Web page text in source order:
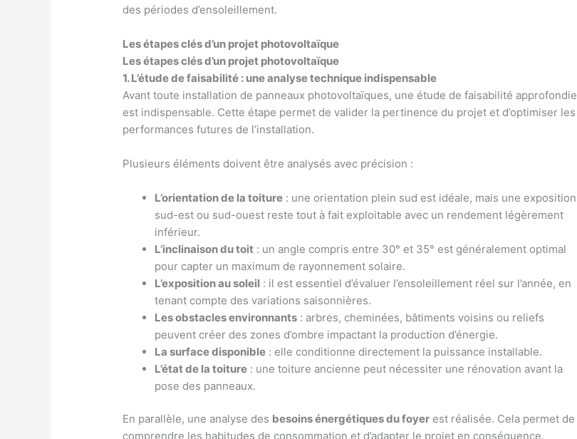
des périodes d’ensoleillement.
Les étapes clés d’un projet photovoltaïque
Les étapes clés d’un projet photovoltaïque
1. L’étude de faisabilité : une analyse technique indispensable
Avant toute installation de panneaux photovoltaïques, une étude de faisabilité approfondie
est indispensable. Cette étape permet de valider la pertinence du projet et d’optimiser les
performances futures de l’installation.
Plusieurs éléments doivent être analysés avec précision :
L’orientation de la toiture : une orientation plein sud est idéale, mais une exposition
sud-est ou sud-ouest reste tout à fait exploitable avec un rendement légèrement
inférieur.
L’inclinaison du toit : un angle compris entre 30° et 35° est généralement optimal
pour capter un maximum de rayonnement solaire.
L’exposition au soleil : il est essentiel d’évaluer l’ensoleillement réel sur l’année, en
tenant compte des variations saisonnières.
Les obstacles environnants : arbres, cheminées, bâtiments voisins ou reliefs
peuvent créer des zones d’ombre impactant la production d’énergie.
La surface disponible : elle conditionne directement la puissance installable.
L’état de la toiture : une toiture ancienne peut nécessiter une rénovation avant la
pose des panneaux.
En parallèle, une analyse des besoins énergétiques du foyer est réalisée. Cela permet de
comprendre les habitudes de consommation et d’adapter le projet en conséquence.